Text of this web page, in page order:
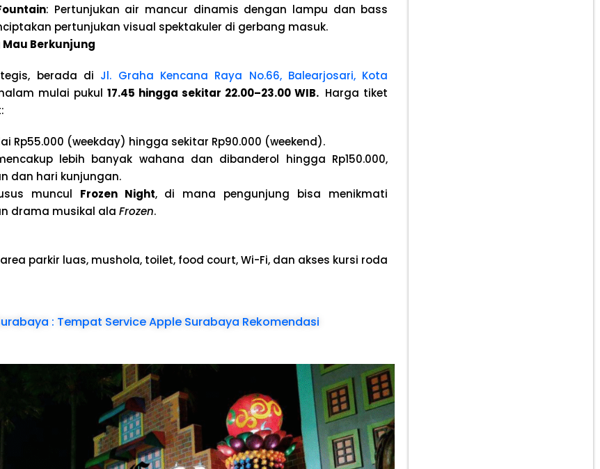
: Pertunjukan air mancur dinamis dengan lampu dan bass
pertunjukan visual spektakuler di gerbang masuk.
Berkunjung
berada di Jl. Graha Kencana Raya No.66, Balearjosari, Kota
mulai pukul17.45 hingga sekitar 22.00–23.00 WIB. Harga tiket
Rp55.000 (weekday) hingga sekitar Rp90.000 (weekend).
lebih banyak wahana dan dibanderol hingga Rp150.000,
dan hari kunjungan.
muncul Frozen Night, di mana pengunjung bisa menikmati
drama musikal ala Frozen.
parkir luas, mushola, toilet, food court, Wi-Fi, dan akses kursi roda
: Tempat Service Apple Surabaya Rekomendasi